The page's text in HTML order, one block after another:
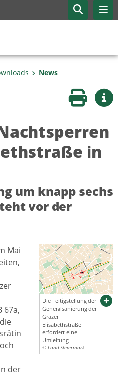
News
Seite
in
um knapp sechs
vor der
Die Fertigstellung der
Generalsanierung der
Grazer
Elisabethstraße
erfordert eine
Umleitung
© Land Steiermark
Mai
67a,
der